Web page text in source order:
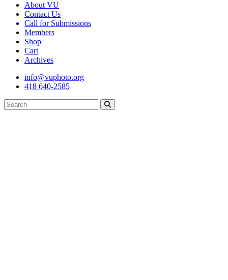
About VU
Contact Us
Call for Submissions
Members
Shop
Cart
Archives
info@vuphoto.org
418 640-2585